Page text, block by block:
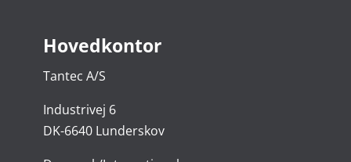
Hovedkontor
Tantec A/S
Industrivej 6
DK-6640 Lunderskov